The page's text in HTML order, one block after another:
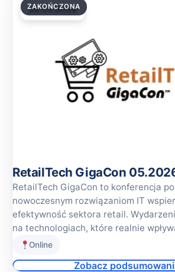
28.05.2026
ZAKOŃCZONA
RetailTech GigaCon
RetailTech GigaCon to konferencja
nowoczesnym rozwiązaniom IT
efektywność sektora retail.
na technologiach, które realnie
Online
Zobacz